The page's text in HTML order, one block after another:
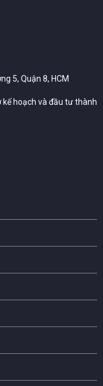
5, Quận 8, HCM
kế hoạch và đầu tư thành